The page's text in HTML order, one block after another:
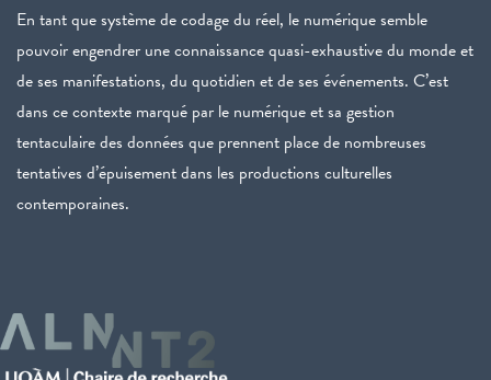
En tant que système de codage du réel, le numérique semble
pouvoir engendrer une connaissance quasi-exhaustive du monde et
de ses manifestations, du quotidien et de ses événements. C’est
dans ce contexte marqué par le numérique et sa gestion
tentaculaire des données que prennent place de nombreuses
tentatives d’épuisement dans les productions culturelles
contemporaines.